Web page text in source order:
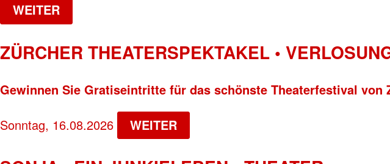
WEITER
ZÜRCHER THEATERSPEKTAKEL •
Gewinnen Sie Gratiseintritte für das schönste Theaterfestival
Sonntag, 16.08.2026 WEITER